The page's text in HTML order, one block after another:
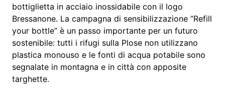
bottiglietta in acciaio inossidabile con il logo
Bressanone. La campagna di sensibilizzazione “Refill
your bottle” è un passo importante per un futuro
sostenibile: tutti i rifugi sulla Plose non utilizzano
plastica monouso e le fonti di acqua potabile sono
segnalate in montagna e in città con apposite
targhette.